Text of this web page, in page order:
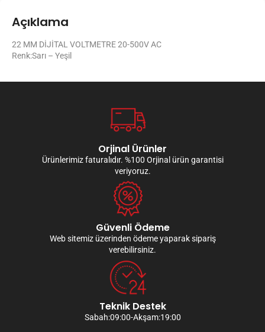
Açıklama
22 MM DİJİTAL VOLTMETRE 20-500V AC
Renk:Sarı – Yeşil
Orjinal Ürünler
Ürünlerimiz faturalıdır. %100 Orjinal ürün garantisi
veriyoruz.
Güvenli Ödeme
Web sitemiz üzerinden ödeme yaparak sipariş
verebilirsiniz.
Teknik Destek
Sabah:09:00-Akşam:19:00